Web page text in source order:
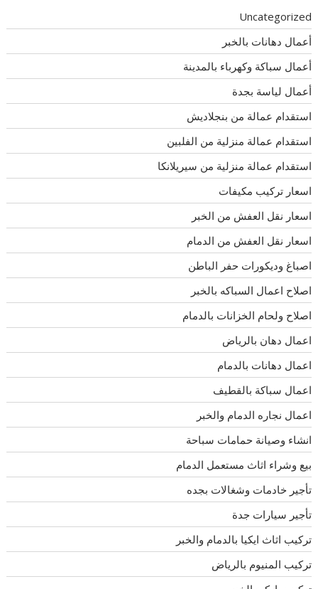
Uncategorized
أعمال دهانات بالخبر
أعمال سباكة وكهرباء بالمدينة
أعمال لياسة بجدة
استقدام عمالة من بنجلاديش
استقدام عمالة منزلية من الفلبين
استقدام عمالة منزلية من سيريلانكا
اسعار تركيب مكيفات
اسعار نقل العفش من الخبر
اسعار نقل العفش من الدمام
اصباغ وديكورات حفر الباطن
اصلاح اعمال السباكه بالخبر
اصلاح ولحام الخزانات بالدمام
اعمال دهان بالرياض
اعمال دهانات بالدمام
اعمال سباكة بالقطيف
اعمال نجاره الدمام والخبر
انشاء وصيانة حمامات سباحة
بيع وشراء اثاث مستعمل الدمام
تأجير خادمات وشغالات بجده
تأجير سيارات جدة
تركيب اثاث ايكيا بالدمام والخبر
تركيب المنيوم بالرياض